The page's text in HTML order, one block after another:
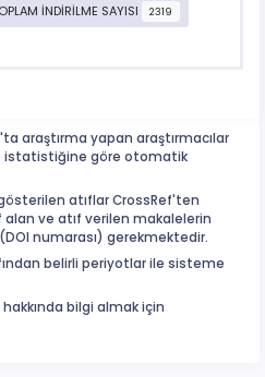
İNDİRİLME SAYISI 2319
araştırma yapan araştırmacılar
istatistiğine göre otomatik
atıflar CrossRef'ten
ve atıf verilen makalelerin
numarası) gerekmektedir.
belirli periyotlar ile sisteme
hakkında bilgi almak için